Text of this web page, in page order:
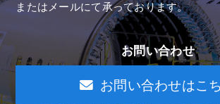
またはメールにて承っております。
お問い合わせ
お問い合わせはこ